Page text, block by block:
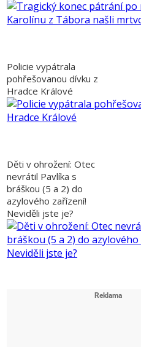
Policie vypátrala
pohřešovanou dívku z
Hradce Králové
Děti v ohrožení: Otec
nevrátil Pavlíka s
bráškou (5 a 2) do
azylového zařízení!
Neviděli jste je?